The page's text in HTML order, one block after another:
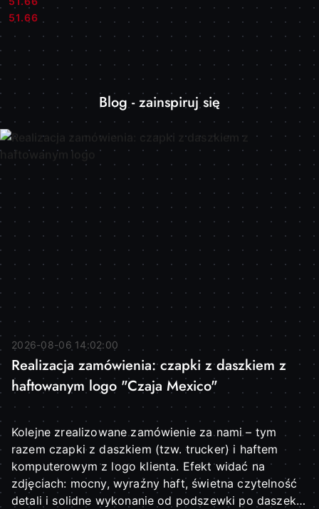
Cena:
Cena:
51.66
Blog - zainspiruj się
2026-08-06 14:02:00
Realizacja zamówienia: czapki z daszkiem z
haftowanym logo "Czaja Mexico"
Kolejne zrealizowane zamówienie za nami – tym
razem czapki z daszkiem (tzw. trucker) i haftem
komputerowym z logo klienta. Efekt widać na
zdjęciach: mocny, wyraźny haft, świetna czytelność
detali i solidne wykonanie od podszewki po daszek.